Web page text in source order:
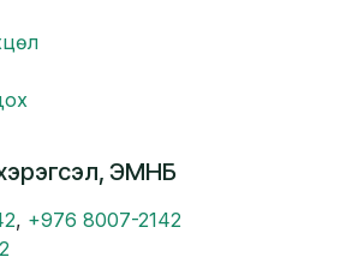
ЭМНБ
, +976 8007-2142